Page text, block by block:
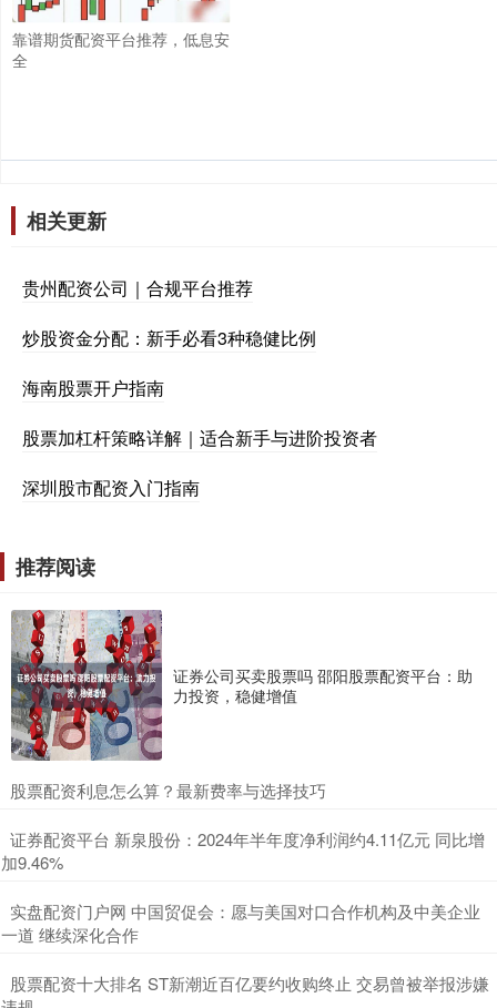
靠谱期货配资平台推荐，低息安
全
相关更新
贵州配资公司｜合规平台推荐
炒股资金分配：新手必看3种稳健比例
海南股票开户指南
股票加杠杆策略详解｜适合新手与进阶投资者
深圳股市配资入门指南
推荐阅读
证券公司买卖股票吗 邵阳股票配资平台：助
力投资，稳健增值
​股票配资利息怎么算？最新费率与选择技巧
​证券配资平台 新泉股份：2024年半年度净利润约4.11亿元 同比增
加9.46%
​实盘配资门户网 中国贸促会：愿与美国对口合作机构及中美企业
一道 继续深化合作
​股票配资十大排名 ST新潮近百亿要约收购终止 交易曾被举报涉嫌